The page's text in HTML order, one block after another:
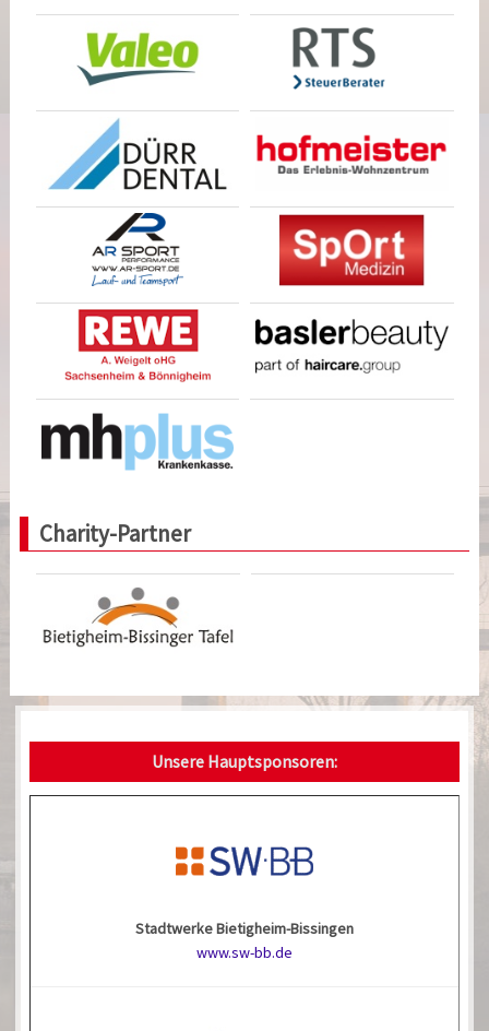
Charity-Partner
Unsere Hauptsponsoren:
Stadtwerke Bietigheim-Bissingen
www.sw-bb.de